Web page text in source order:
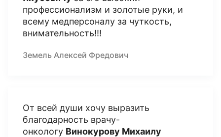
профессионализм и золотые руки, и
всему медперсоналу за чуткость,
внимательность!!!
Земель Алексей Фредович
От всей души хочу выразить
благодарность врачу-
онкологу Винокурову Михаилу